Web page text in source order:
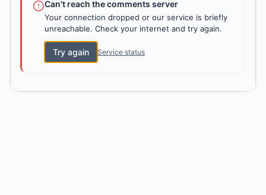
Can't reach the comments server
Your connection dropped or our service is briefly
unreachable. Check your internet and try again.
Try again Service status